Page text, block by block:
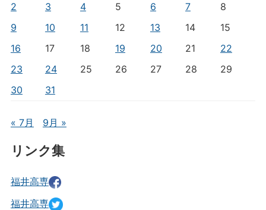
2
3 4 5 6 7
8
9
10 11 12 13 14
15
16
17 18 19 20 21
22
23
24 25 26 27 28
29
30
31
« 7月 9月 »
リンク集
福井高専
福井高専